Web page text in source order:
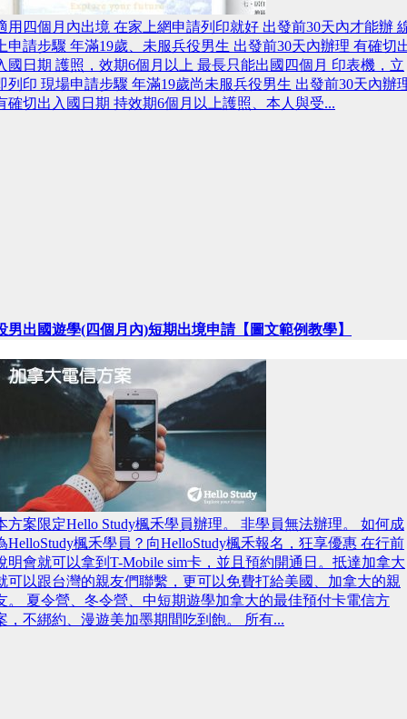
用四個月內出境 在家上網申請列印就好 出發前30天內才能辦
申請步驟 年滿19歲、未服兵役男生 出發前30天內辦理 有確切
國日期 護照，效期6個月以上 最長只能出國四個月 印表機，立
列印 現場申請步驟 年滿19歲尚未服兵役男生 出發前30天內辦
確切出入國日期 持效期6個月以上護照、本人與受...
男出國遊學(四個月內)短期出境申請【圖文範例教學】
方案限定Hello Study楓禾學員辦理。 非學員無法辦理。 如何成
HelloStudy楓禾學員？向HelloStudy楓禾報名，狂享優惠 在行前
明會就可以拿到T-Mobile sim卡，並且預約開通日。抵達加拿大
可以跟台灣的親友們聯繫，更可以免費打給美國、加拿大的親
。 夏令營、冬令營、中短期遊學加拿大的最佳預付卡電信方
，不綁約、漫遊美加墨期間吃到飽。 所有...